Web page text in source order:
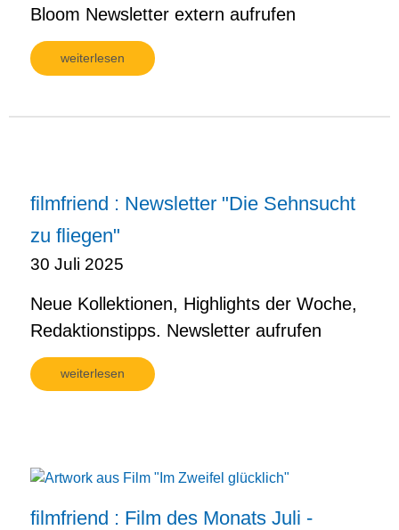
Bloom Newsletter extern aufrufen
weiterlesen
filmfriend : Newsletter "Die Sehnsucht
zu fliegen"
30 Juli 2025
Neue Kollektionen, Highlights der Woche,
Redaktionstipps. Newsletter aufrufen
weiterlesen
filmfriend : Film des Monats Juli -